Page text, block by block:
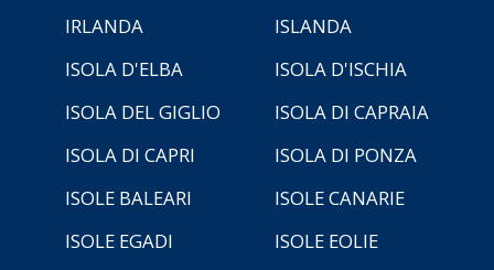
IRLANDA
ISLANDA
ISOLA D'ELBA
ISOLA D'ISCHIA
ISOLA DEL GIGLIO
ISOLA DI CAPRAIA
ISOLA DI CAPRI
ISOLA DI PONZA
ISOLE BALEARI
ISOLE CANARIE
ISOLE EGADI
ISOLE EOLIE